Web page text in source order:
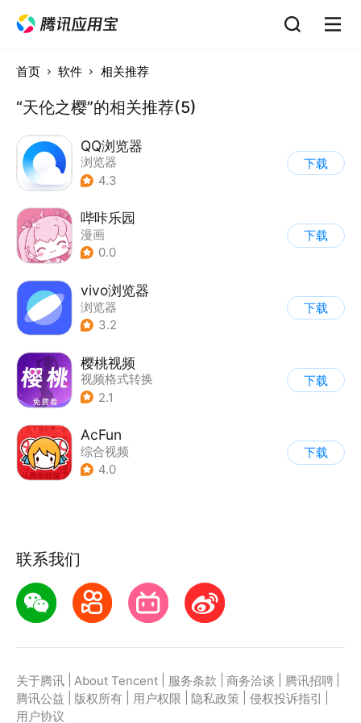
首页 软件 相关推荐
“天伦之樱”的相关推荐(5)
QQ浏览器
浏览器
4.3
下载
哔咔乐园
漫画
0.0
下载
vivo浏览器
浏览器
3.2
下载
樱桃视频
视频格式转换
2.1
下载
AcFun
综合视频
4.0
下载
联系我们
关于腾讯 About Tencent 服务条款 商务洽谈 腾讯招聘
腾讯公益
版权所有 用户权限 隐私政策 侵权投诉指引
用户协议